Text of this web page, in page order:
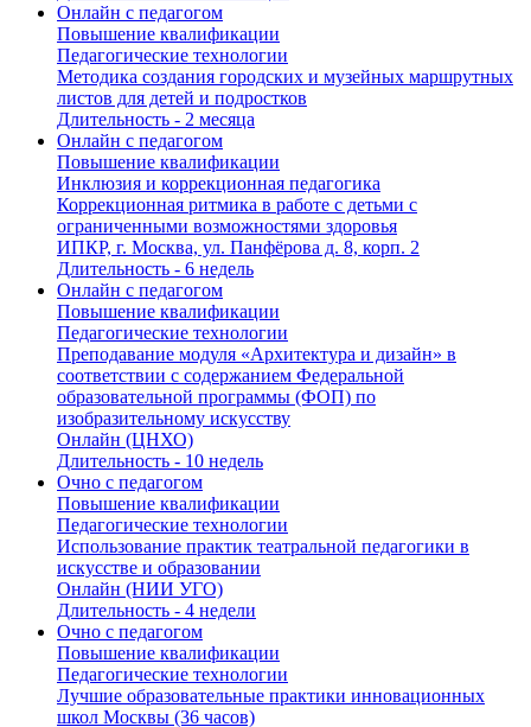
Онлайн с педагогом
Повышение квалификации
Педагогические технологии
Методика создания городских и музейных маршрутных
листов для детей и подростков
Длительность - 2 месяца
Онлайн с педагогом
Повышение квалификации
Инклюзия и коррекционная педагогика
Коррекционная ритмика в работе с детьми с
ограниченными возможностями здоровья
ИПКР, г. Москва, ул. Панфёрова д. 8, корп. 2
Длительность - 6 недель
Онлайн с педагогом
Повышение квалификации
Педагогические технологии
Преподавание модуля «Архитектура и дизайн» в
соответствии с содержанием Федеральной
образовательной программы (ФОП) по
изобразительному искусству
Онлайн (ЦНХО)
Длительность - 10 недель
Очно с педагогом
Повышение квалификации
Педагогические технологии
Использование практик театральной педагогики в
искусстве и образовании
Онлайн (НИИ УГО)
Длительность - 4 недели
Очно с педагогом
Повышение квалификации
Педагогические технологии
Лучшие образовательные практики инновационных
школ Москвы (36 часов)